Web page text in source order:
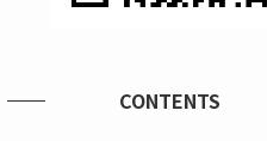
CONTENTS